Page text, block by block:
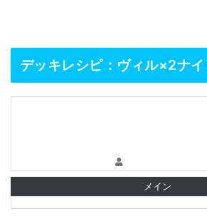
デッキレシピ：ヴィル×2ナ
メイン